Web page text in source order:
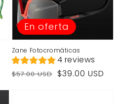
Zane Fotocromáticas
4 reviews
Precio
$57.00 USD
Precio
$39.00 USD
En oferta